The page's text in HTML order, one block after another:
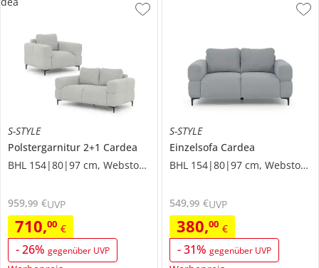
S-STYLE
Polstergarnitur 2+1 Cardea
BHL 154|80|97 cm, Webstoff grob
710,00 €
-26% gegenüber UVP
959,99 €UVP
S-STYLE
Einzelsofa Cardea
BHL 154|80|97 cm, Webstoff grob
380,00 €
-31% gegenüber UVP
549,99 €UVP